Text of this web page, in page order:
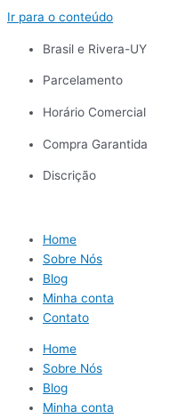
Ir para o conteúdo
Brasil e Rivera-UY
Parcelamento
Horário Comercial
Compra Garantida
Discrição
Home
Sobre Nós
Blog
Minha conta
Contato
Home
Sobre Nós
Blog
Minha conta